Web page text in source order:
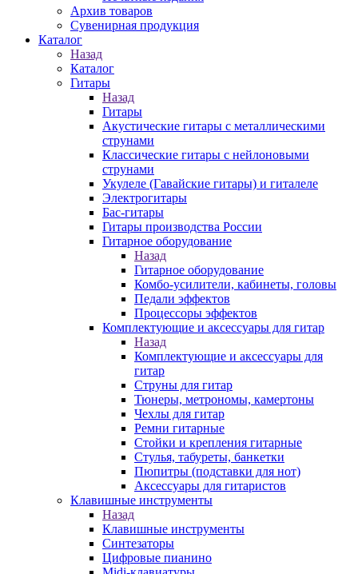
Архив товаров
Сувенирная продукция
Каталог
Назад
Каталог
Гитары
Назад
Гитары
Акустические гитары с металлическими
струнами
Классические гитары с нейлоновыми
струнами
Укулеле (Гавайские гитары) и гиталеле
Электрогитары
Бас-гитары
Гитары производства России
Гитарное оборудование
Назад
Гитарное оборудование
Комбо-усилители, кабинеты, головы
Педали эффектов
Процессоры эффектов
Комплектующие и аксессуары для гитар
Назад
Комплектующие и аксессуары для
гитар
Струны для гитар
Тюнеры, метрономы, камертоны
Чехлы для гитар
Ремни гитарные
Стойки и крепления гитарные
Стулья, табуреты, банкетки
Пюпитры (подставки для нот)
Аксессуары для гитаристов
Клавишные инструменты
Назад
Клавишные инструменты
Синтезаторы
Цифровые пианино